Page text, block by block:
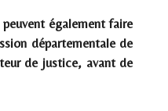
également faire
départementale de
de justice, avant de